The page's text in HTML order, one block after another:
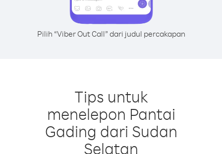
Pilih “Viber Out Call” dari judul percakapan
Tips untuk
menelepon Pantai
Gading dari Sudan
Selatan